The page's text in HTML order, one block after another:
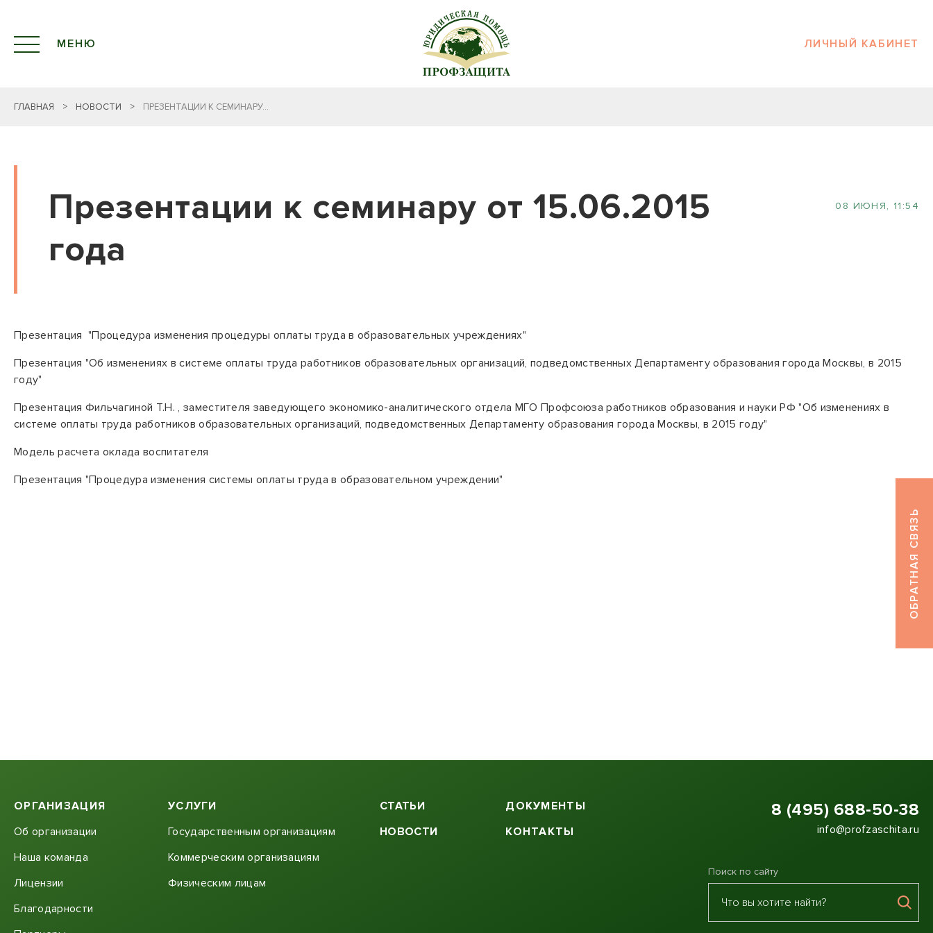
МЕНЮ ЛИЧНЫЙ КАБИНЕТ
ГЛАВНАЯ > НОВОСТИ > ПРЕЗЕНТАЦИИ К СЕМИНАРУ...
Презентации к семинару от 15.06.2015
года
08 ИЮНЯ, 11:54
Презентация "Процедура изменения процедуры оплаты труда в образовательных учреждениях"
Презентация "Об изменениях в системе оплаты труда работников образовательных организаций, подведомственных Департаменту образования города Москвы, в 2015
году"
Презентация Фильчагиной Т.Н. , заместителя заведующего экономико-аналитического отдела МГО Профсоюза работников образования инауки РФ "Об измененияхв
системе оплаты труда работников образовательных организаций, подведомственных Департаменту образования города Москвы, в 2015 году"
Модель расчета оклада воспитателя
Презентация "Процедура изменения системы оплаты труда в образовательном учреждении"
ОБРАТНАЯ СВЯЗЬ
ОРГАНИЗАЦИЯ
Об организации
Наша команда
Лицензии
Благодарности
УСЛУГИ
Государственным организациям
Коммерческим организациям
Физическим лицам
СТАТЬИ
НОВОСТИ
ДОКУМЕНТЫ
КОНТАКТЫ
8 (495) 688-50-38
info@profzaschita.ru
Поиск по сайту